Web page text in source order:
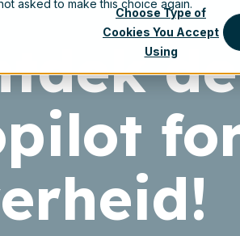
asked to make this choice again.
Choose Type of
Cookies You Accept
Using